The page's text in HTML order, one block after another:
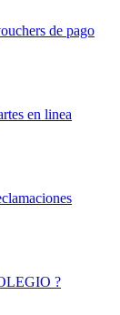
de pago
en linea
?